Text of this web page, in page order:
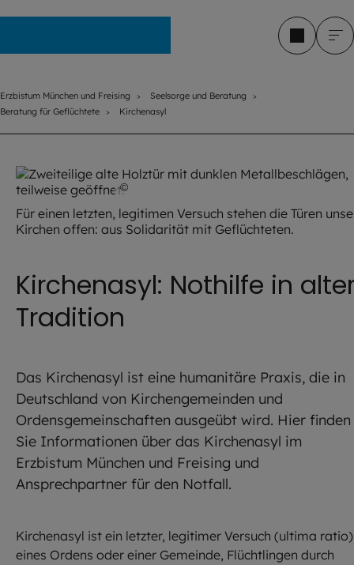
Erzbistum München und Freising
Seelsorge und Beratung
Beratung für Geflüchtete
Kirchenasyl
©
Für einen letzten, legitimen Versuch stehen die Türen
Kirchen offen: aus Solidarität mit Geflüchteten.
Kirchenasyl: Nothilfe in
Tradition
Das Kirchenasyl ist eine humanitäre Praxis, die in
Deutschland von Kirchengemeinden und
Ordensgemeinschaften ausgeübt wird. Hier finden
Sie Informationen über das Kirchenasyl im
Erzbistum München und Freising und
Ansprechpartner für den Notfall.
Kirchenasyl ist ein letzter, legitimer Versuch (ultima ratio)
eines Ordens oder einer Gemeinde, Flüchtlingen durch